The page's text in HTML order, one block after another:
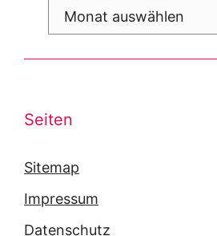
Archiv
Seiten
Sitemap
Impressum
Datenschutz